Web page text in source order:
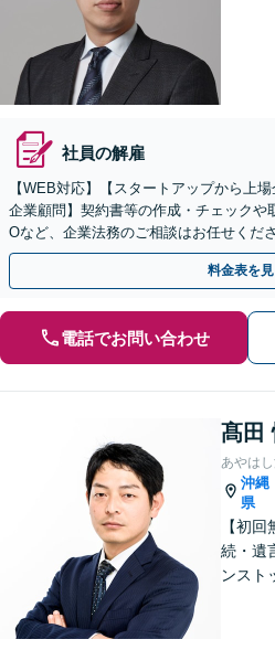
社員の解雇
【WEB対応】【スタートアップから上
企業顧問】契約書等の作成・チェックや
Oなど、企業法務のご相談はお任せくだ
確に対応を進めてまいります。
料金表を
電話でお問い合わせ
髙田
あやは
沖縄
県
【初
続・遺
ンスト